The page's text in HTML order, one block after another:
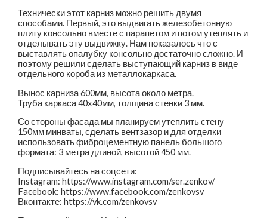
Технически этот карниз можно решить двумя
способами. Первый, это выдвигать железобетонную
плиту консольно вместе с парапетом и потом утеплять и
отделывать эту выдвижку. Нам показалось что с
выставлять опалубку консольно достаточно сложно. И
поэтому решили сделать выступающий карниз в виде
отдельного короба из металлокаркаса.
Вынос карниза 600мм, высота около метра.
Труба каркаса 40х40мм, толщина стенки 3 мм.
Со стороны фасада мы планируем утеплить стену
150мм минваты, сделать вентзазор и для отделки
использовать фиброцементную панель большого
формата: 3 метра длиной, высотой 450 мм.
Подписывайтесь на соцсети:
Instagram: https://www.instagram.com/ser.zenkov/
Facebook: https://www.facebook.com/zenkovsv
Вконтакте: https://vk.com/zenkovsv